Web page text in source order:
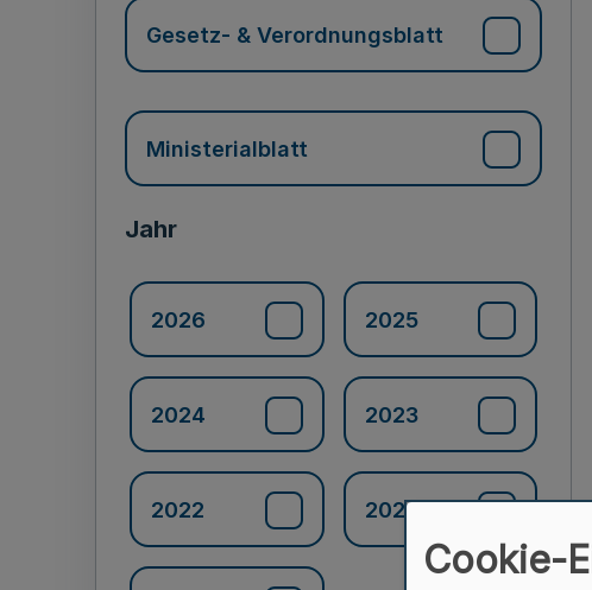
Gesetz- & Verordnungsblatt
Ministerialblatt
Jahr
2026 2025
2024 2023
2022 2021
Cookie-